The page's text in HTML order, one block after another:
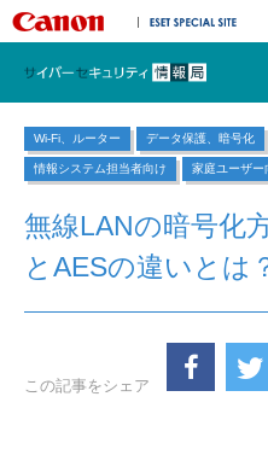
キヤノンマーケテ
Wi-Fi、ルーター データ保護、暗号化
情報システム担当者向け 家庭ユーザー
無線LANの暗号化
とAESの違いとは
この記事をシェア